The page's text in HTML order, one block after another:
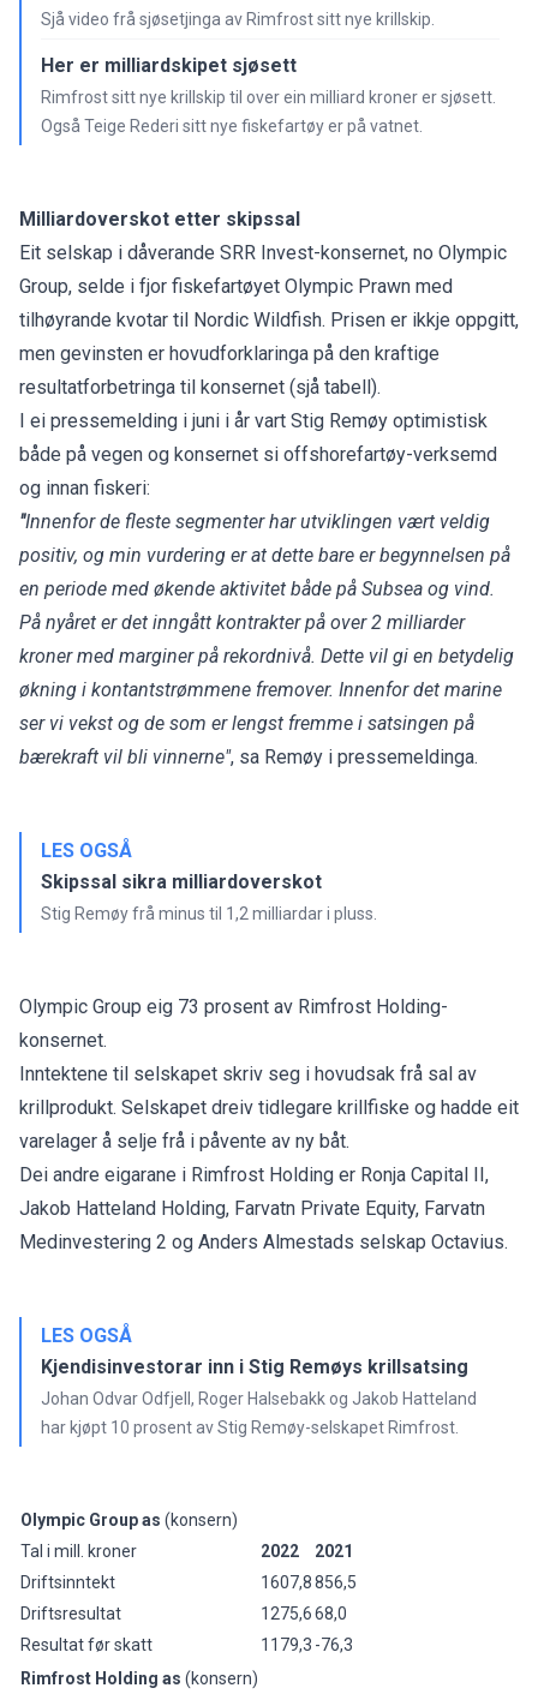
Sjå video frå sjøsetjinga av Rimfrost sitt nye krillskip.
Her er milliardskipet sjøsett
Rimfrost sitt nye krillskip til over ein milliard kroner er sjøsett.
Også Teige Rederi sitt nye fiskefartøy er på vatnet.
Milliardoverskot etter skipssal
Eit selskap i dåverande SRR Invest-konsernet, no Olympic
Group, selde i fjor fiskefartøyet Olympic Prawn med
tilhøyrande kvotar til Nordic Wildfish. Prisen er ikkje oppgitt,
men gevinsten er hovudforklaringa på den kraftige
resultatforbetringa til konsernet (sjå tabell).
I ei pressemelding i juni i år vart Stig Remøy optimistisk
både på vegen og konsernet si offshorefartøy-verksemd
og innan fiskeri:
"Innenfor de fleste segmenter har utviklingen vært veldig
positiv, og min vurdering er at dette bare er begynnelsen på
en periode med økende aktivitet både på Subsea og vind.
På nyåret er det inngått kontrakter på over 2 milliarder
kroner med marginer på rekordnivå. Dette vil gi en betydelig
økning i kontantstrømmene fremover. Innenfor det marine
ser vi vekst og de som er lengst fremme i satsingen på
bærekraft vil bli vinnerne", sa Remøy i pressemeldinga.
LES OGSÅ
Skipssal sikra milliardoverskot
Stig Remøy frå minus til 1,2 milliardar i pluss.
Olympic Group eig 73 prosent av Rimfrost Holding-
konsernet.
Inntektene til selskapet skriv seg i hovudsak frå sal av
krillprodukt. Selskapet dreiv tidlegare krillfiske og hadde eit
varelager å selje frå i påvente av ny båt.
Dei andre eigarane i Rimfrost Holding er Ronja Capital II,
Jakob Hatteland Holding, Farvatn Private Equity, Farvatn
Medinvestering 2 og Anders Almestads selskap Octavius.
LES OGSÅ
Kjendisinvestorar inn i Stig Remøys krillsatsing
Johan Odvar Odfjell, Roger Halsebakk og Jakob Hatteland
har kjøpt 10 prosent av Stig Remøy-selskapet Rimfrost.
Olympic Group as (konsern)
Tal i mill. kroner
2022
2021
Driftsinntekt
1607,8856,5
Driftsresultat
1275,668,0
Resultat før skatt
1179,3 -76,3
Rimfrost Holding as (konsern)